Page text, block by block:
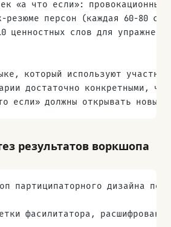
«а что если»:
резюме персон (каждая 60-80
ценностных слов для
который используют
достаточно конкретными,
если» должны открывать
результатов воркшопа
партиципаторного дизайна
фасилитатора,